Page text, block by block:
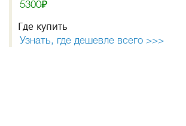
5300₽
Где купить
Узнать, где дешевле всего >>>